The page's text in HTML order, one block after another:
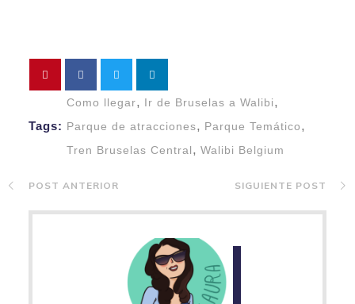
Tags:
Como llegar, Ir de Bruselas a Walibi,
Parque de atracciones, Parque Temático,
Tren Bruselas Central, Walibi Belgium
POST ANTERIOR SIGUIENTE POST